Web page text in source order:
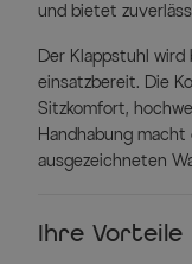
und bietet
Der Klappstuhl
einsatzbereit. Die
Sitzkomfort,
Handhabung
ausgezeichneten
Ihre Vorteile